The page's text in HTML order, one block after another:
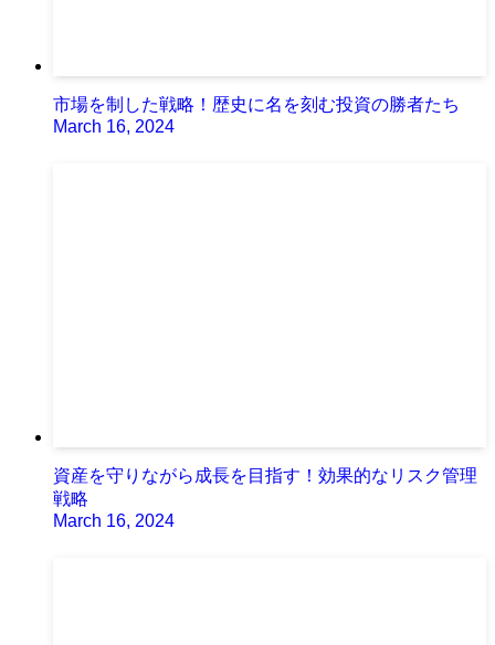
市場を制した戦略！歴史に名を刻む投資の勝者たち
March 16, 2024
資産を守りながら成長を目指す！効果的なリスク管理
戦略
March 16, 2024